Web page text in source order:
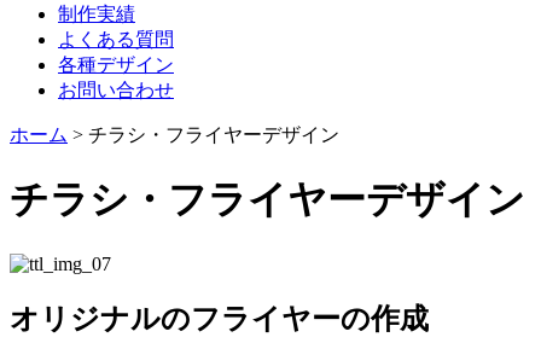
制作実績
よくある質問
各種デザイン
お問い合わせ
ホーム > チラシ・フライヤーデザイン
チラシ・フライヤーデザイン
オリジナルのフライヤーの作成